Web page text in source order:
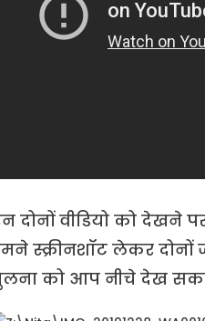
दोनों वीडियो को देखने
स्क्रीनशॉट लेकर दोनों
को आप नीचे देख